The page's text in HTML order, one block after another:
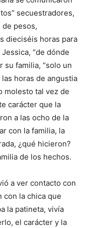
secuestradores,
pesos,
dieciséis horas para
“de dónde
su familia, “solo un
horas de angustia
molesto tal vez de
carácter que la
a las ocho de la
con la familia, la
¿qué hicieron?
de los hechos.
a ver contacto con
con la chica que
la patineta, vivía
el carácter y la